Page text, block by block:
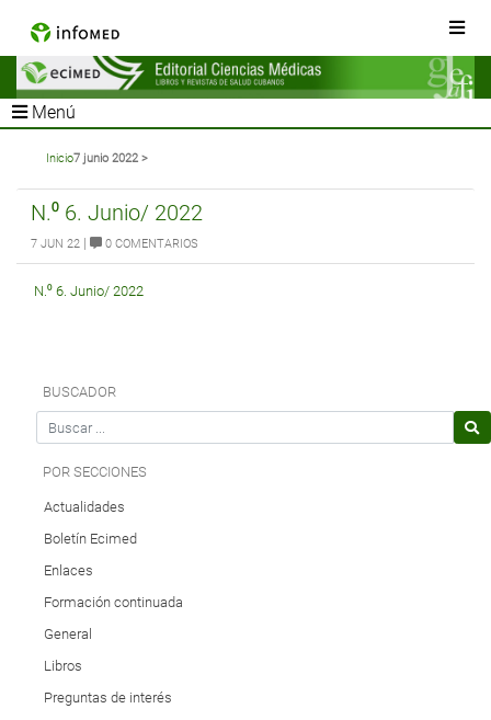
Menú
Inicio7 junio 2022 >
N.⁰ 6. Junio/ 2022
7 JUN 22 | 0 COMENTARIOS
N.⁰ 6. Junio/ 2022
BUSCADOR
Search for
POR SECCIONES
Actualidades
Boletín Ecimed
Enlaces
Formación continuada
General
Libros
Preguntas de interés